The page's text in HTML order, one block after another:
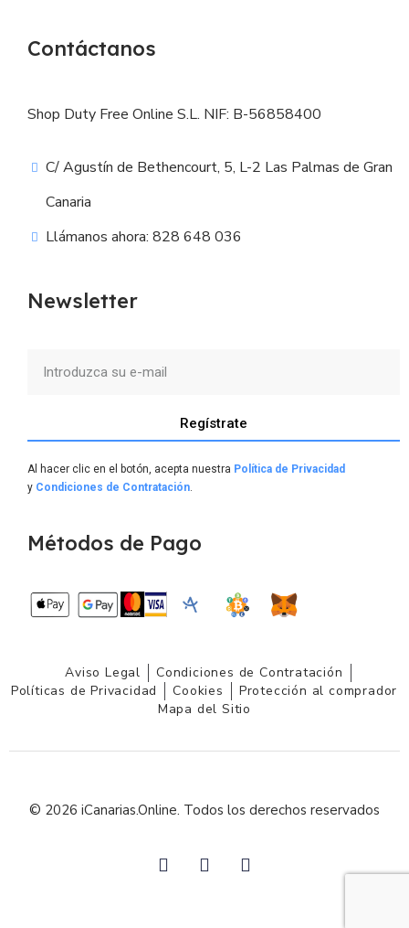
Contáctanos
Shop Duty Free Online S.L. NIF: B-56858400
C/ Agustín de Bethencourt, 5, L-2 Las Palmas de Gran
Canaria
Llámanos ahora: 828 648 036
Newsletter
Regístrate
Al hacer clic en el botón, acepta nuestra Política de Privacidad
y Condiciones de Contratación.
Métodos de Pago
Aviso Legal
Condiciones de Contratación
Políticas de Privacidad
Cookies
Protección al comprador
Mapa del Sitio
© 2026 iCanarias.Online. Todos los derechos reservados